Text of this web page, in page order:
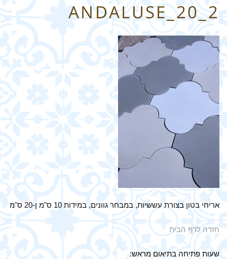
ANDALUSE_20_2
אריחי בטון בצורת עששיות, במבחר גוונים, במידות 10 ס"מ ן-20 ס"מ
חזרה לדף הבית
שעות פתיחה בתיאום מראש: